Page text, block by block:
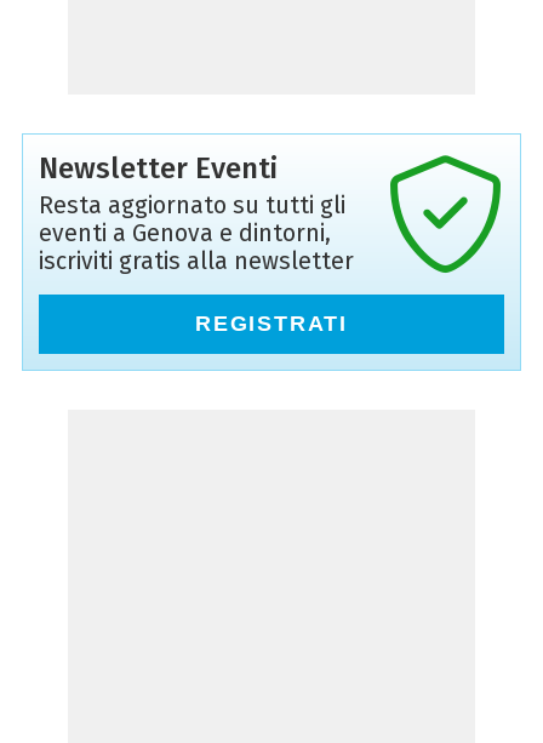
Newsletter Eventi
Resta aggiornato su tutti gli
eventi a Genova e dintorni,
iscriviti gratis alla newsletter
REGISTRATI